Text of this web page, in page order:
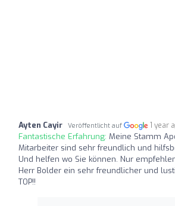
Ayten Cayir Veröffentlicht auf 1 year
Fantastische Erfahrung: Meine Stamm
Mitarbeiter sind sehr freundlich und
Und helfen wo Sie können. Nur
Herr Bolder ein sehr freundlicher und
TOP!!